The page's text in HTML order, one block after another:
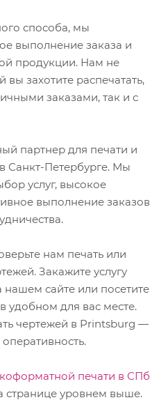
способа, мы
выполнение заказа и
продукции. Нам не
захотите распечатать,
заказами, так и с
партнер для печати и
Санкт-Петербурге. Мы
услуг, высокое
выполнение заказов
нам печать или
Закажите услугу
сайте или посетите
удобном для вас месте.
чертежей в Printsburg —
печати в СПб
странице уровнем выше.